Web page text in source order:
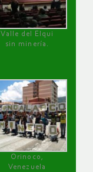
Valle del Elqui
sin minería.
Orinoco,
Venezuela